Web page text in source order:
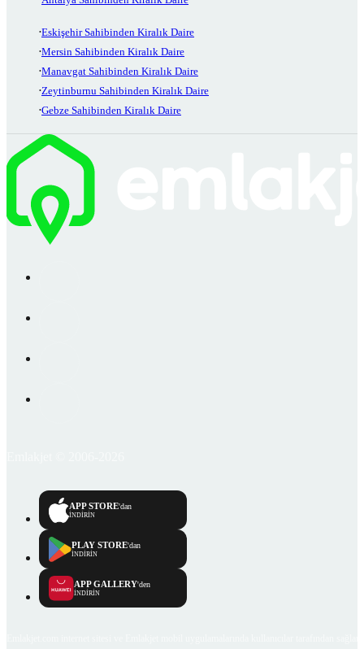
Eskişehir Sahibinden Kiralık Daire
Mersin Sahibinden Kiralık Daire
Manavgat Sahibinden Kiralık Daire
Zeytinburnu Sahibinden Kiralık Daire
Gebze Sahibinden Kiralık Daire
APP STORE'dan
İNDİRİN
PLAY STORE'dan
İNDİRİN
APP GALLERY'den
İNDİRİN